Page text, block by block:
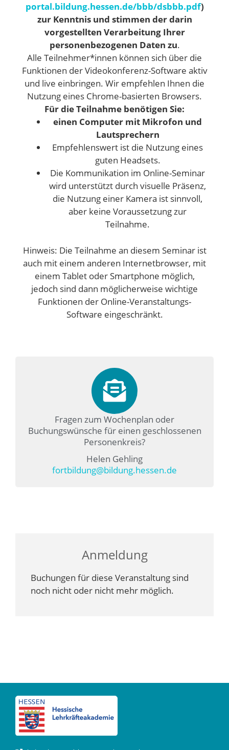
portal.bildung.hessen.de/bbb/dsbbb.pdf)
zur Kenntnis und stimmen der darin
vorgestellten Verarbeitung Ihrer
personenbezogenen Daten zu.
Alle Teilnehmer*innen können sich über die
Funktionen der Videokonferenz-Software aktiv
und live einbringen. Wir empfehlen Ihnen die
Nutzung eines Chrome-basierten Browsers.
Für die Teilnahme benötigen Sie:
einen Computer mit Mikrofon und
Lautsprechern
Empfehlenswert ist die Nutzung eines
guten Headsets.
Die Kommunikation im Online-Seminar
wird unterstützt durch visuelle Präsenz,
die Nutzung einer Kamera ist sinnvoll,
aber keine Voraussetzung zur
Teilnahme.
Hinweis: Die Teilnahme an diesem Seminar ist
auch mit einem anderen Internetbrowser, mit
einem Tablet oder Smartphone möglich,
jedoch sind dann möglicherweise wichtige
Funktionen der Online-Veranstaltungs-
Software eingeschränkt.
Fragen zum Wochenplan oder
Buchungswünsche für einen geschlossenen
Personenkreis?
Helen Gehling
fortbildung@bildung.hessen.de
Anmeldung
Buchungen für diese Veranstaltung sind
noch nicht oder nicht mehr möglich.